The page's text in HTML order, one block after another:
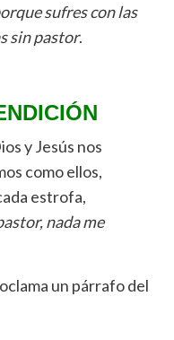
sufres con las
sin pastor.
y Jesús nos
como ellos,
estrofa,
nada me
un párrafo del